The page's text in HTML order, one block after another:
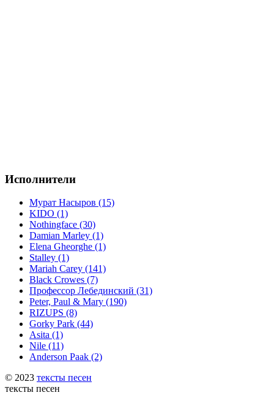
Исполнители
Мурат Насыров (15)
KIDO (1)
Nothingface (30)
Damian Marley (1)
Elena Gheorghe (1)
Stalley (1)
Mariah Carey (141)
Black Crowes (7)
Профессор Лебединский (31)
Peter, Paul & Mary (190)
RIZUPS (8)
Gorky Park (44)
Asita (1)
Nile (11)
Anderson Paak (2)
© 2023 тексты песен
тексты песен